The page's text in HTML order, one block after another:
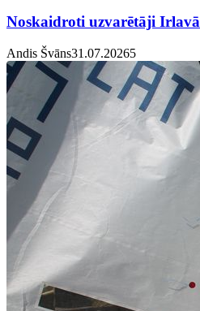
Noskaidroti uzvarētāji Irlavā
Andis Švāns31.07.20265